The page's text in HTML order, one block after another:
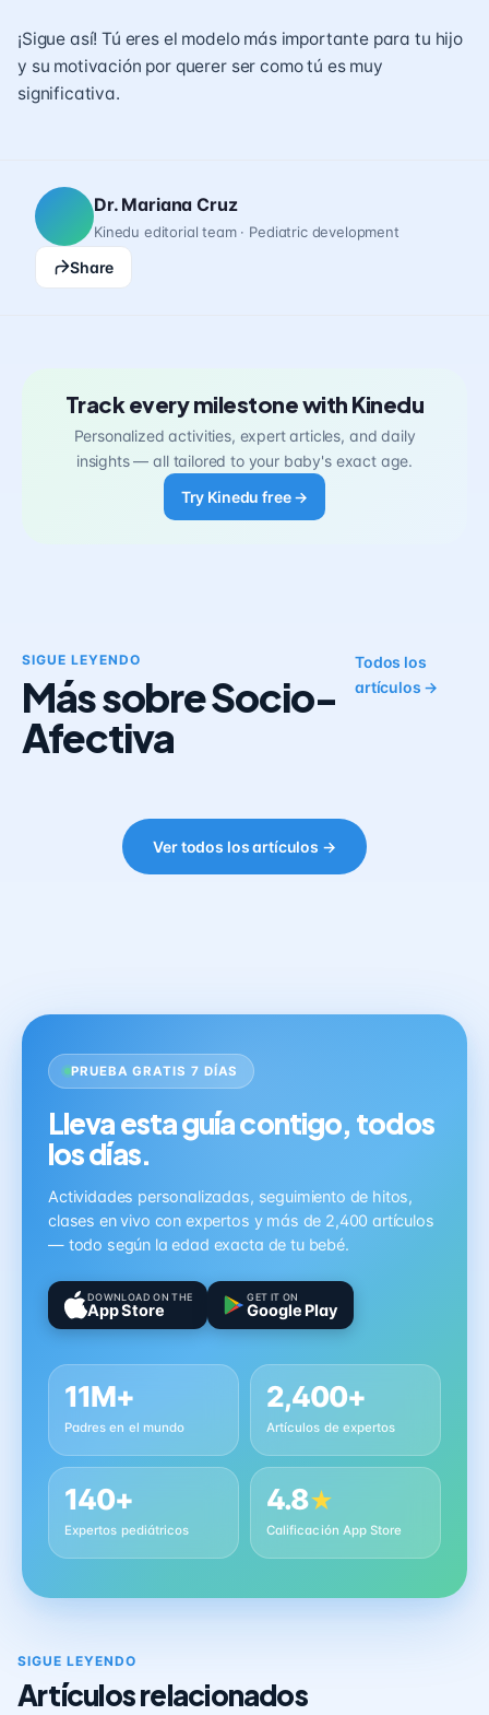
¡Sigue así! Tú eres el modelo más importante para tu hijo
y su motivación por querer ser como tú es muy
significativa.
Dr. Mariana Cruz
Kinedu editorial team · Pediatric development
Share
Track every milestone with Kinedu
Personalized activities, expert articles, and daily
insights — all tailored to your baby's exact age.
Try Kinedu free →
SIGUE LEYENDO
Más sobre Socio-
Afectiva
Todos los
artículos →
Ver todos los artículos →
PRUEBA GRATIS 7 DÍAS
Lleva esta guía contigo, todos
los días.
Actividades personalizadas, seguimiento de hitos,
clases en vivo con expertos y más de 2,400 artículos
— todo según la edad exacta de tu bebé.
DOWNLOAD ON THE
App Store
GET IT ON
Google Play
11M+
Padres en el mundo
2,400+
Artículos de expertos
140+
Expertos pediátricos
4.8★
Calificación App Store
SIGUE LEYENDO
Artículos relacionados